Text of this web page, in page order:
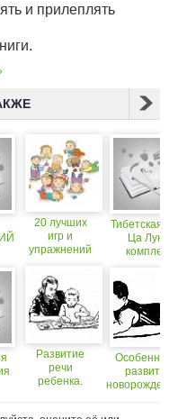
и прилеплять
20 лучших
игр и
упражнений
координации,
силы и
ловкости у
малыша.
Развитие
речи
ребенка.
Тибетская
Ца Лунг:
комплекс
развития